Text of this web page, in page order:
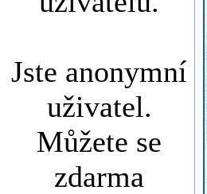
Jste anonymní
uživatel.
Můžete se
zdarma